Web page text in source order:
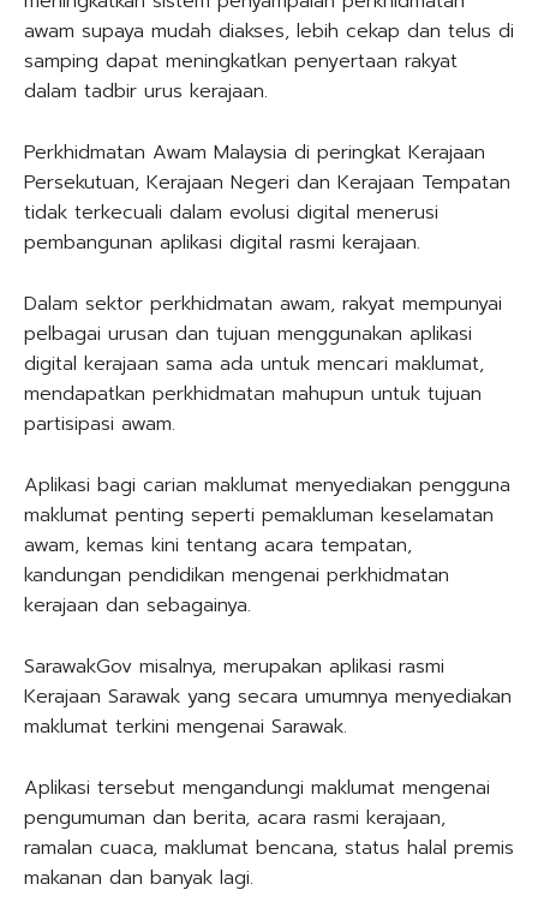
awam supaya mudah diakses, lebih cekap dan telus di
samping dapat meningkatkan penyertaan rakyat
dalam tadbir urus kerajaan.
Perkhidmatan Awam Malaysia di peringkat Kerajaan
Persekutuan, Kerajaan Negeri dan Kerajaan Tempatan
tidak terkecuali dalam evolusi digital menerusi
pembangunan aplikasi digital rasmi kerajaan.
Dalam sektor perkhidmatan awam, rakyat mempunyai
pelbagai urusan dan tujuan menggunakan aplikasi
digital kerajaan sama ada untuk mencari maklumat,
mendapatkan perkhidmatan mahupun untuk tujuan
partisipasi awam.
Aplikasi bagi carian maklumat menyediakan pengguna
maklumat penting seperti pemakluman keselamatan
awam, kemas kini tentang acara tempatan,
kandungan pendidikan mengenai perkhidmatan
kerajaan dan sebagainya.
SarawakGov misalnya, merupakan aplikasi rasmi
Kerajaan Sarawak yang secara umumnya menyediakan
maklumat terkini mengenai Sarawak.
Aplikasi tersebut mengandungi maklumat mengenai
pengumuman dan berita, acara rasmi kerajaan,
ramalan cuaca, maklumat bencana, status halal premis
makanan dan banyak lagi.